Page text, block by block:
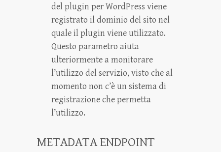
del plugin per WordPress viene
registrato il dominio del sito nel
quale il plugin viene utilizzato.
Questo parametro aiuta
ulteriormente a monitorare
l’utilizzo del servizio, visto che al
momento non c’è un sistema di
registrazione che permetta
l’utilizzo.
METADATA ENDPOINT